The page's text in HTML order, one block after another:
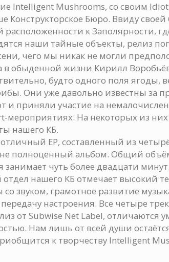
Intelligent Mushrooms, со своим Idiot
Конструкторское Бюро. Ввиду своей
расположенности к Заполярности,
наши тайные объекты, релиз
чего мы никак не могли
обыденной жизни Кирилл
будто одного поля ягоды,
Они уже давольно известны за
и приняли участие на
мероприятиях. На некоторых из
нашего КБ.
EP, составленный из
полноценный альбом. Общий
чуть более двадцати
нашего КБ отмечает высокий
со звуком, грамотное развитие
настроения. Все четыре
от Subwise Net Label, отличаются
Нам лишь от всей души
к творчеству Intelligent